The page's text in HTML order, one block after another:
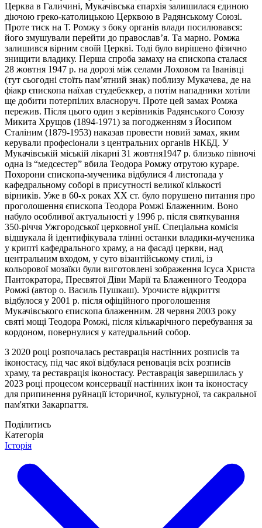
Церква в Галичині, Мукачівська єпархія залишилася єдиною
діючою греко-католицькою Церквою в Радянському Союзі.
Проте тиск на Т. Ромжу з боку органів влади посилювався:
його змушували перейти до православ’я. Та марно. Ромжа
залишився вірним своїй Церкві. Тоді було вирішено фізично
знищити владику. Перша спроба замаху на єпископа сталася
28 жовтня 1947 р. на дорозі між селами Лоховом та Іванівці
(тут сьогодні стоїть пам’ятний знак) поблизу Мукачева, де на
фіакр єпископа наїхав студебеккер, а потім нападники хотіли
ще добити потерпілих власноруч. Проте цей замах Ромжа
пережив. Після цього один з керівників Радянського Союзу
Микита Хрущов (1894-1971) за погодженням з Йосипом
Сталіним (1879-1953) наказав провести новий замах, яким
керували професіонали з центральних органів НКБД. У
Мукачівській міській лікарні 31 жовтня1947 р. близько півночі
одна із “медсестер” вбила Теодора Ромжу отрутою кураре.
Похорони єпископа-мученика відбулися 4 листопада у
кафедральному соборі в присутності великої кількості
вірників. Уже в 60-х роках XX ст. було порушено питання про
проголошення єпископа Теодора Ромжі Блаженним. Воно
набуло особливої актуальності у 1996 р. після святкування
350-річчя Ужгородської церковної унії. Спеціальна комісія
відшукала й ідентифікувала тлінні останки владики-мученика
у крипті кафедрального храму, а на фасаді церкви, над
центральним входом, у суто візантійському стилі, із
кольорової мозаїки були виготовлені зображення Ісуса Христа
Пантократора, Пресвятої Діви Марії та Блаженного Теодора
Ромжі (автор о. Василь Пушкаш). Урочисте відкриття
відбулося у 2001 р. після офіційного проголошення
Мукачівського єпископа блаженним. 28 червня 2003 року
святі мощі Теодора Ромжі, після кількарічного перебування за
кордоном, повернулися у катедральний собор.
З 2020 році розпочалась реставрація настінних розписів та
іконостасу, під час якої відбулася реновація всіх розписів
храму, та реставрація іконостасу. Реставрація завершилась у
2023 році процесом консервації настінних ікон та іконостасу
для припинення руйнації історичної, культурної, та сакральної
пам'ятки Закарпаття.
Поділитись
Категорія
Історія